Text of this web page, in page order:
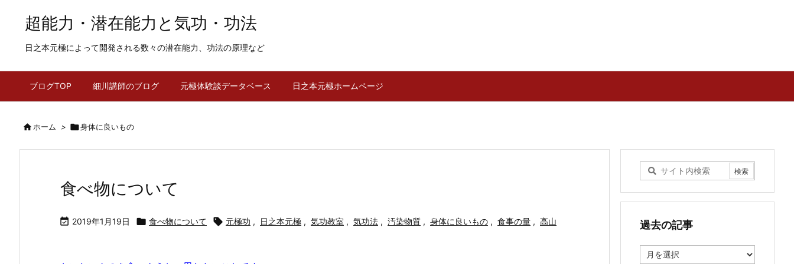
超能力・潜在能力と気功・功法
日之本元極によって開発される数々の潜在能力、功法の原理など
ブログTOP 細川講師のブログ 元極体験談データベース 日之本元極ホームページ
ホーム > 身体に良いもの
食べ物について
 2019年1月19日  食べ物について  元極功 , 日之本元極 , 気功教室 , 気功法 , 汚染物質 , 身体に良いもの , 食事の量 , 高山 過去の記事
去